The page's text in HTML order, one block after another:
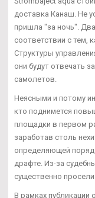
доставка Канаш. Не
пришла "за ночь".
соответствии с тем,
Структуры
они будут отвечать
самолетов.
Неясными и потому
кто поднимется
площадки в первом
заработав столь
определяющей
драфте. Из-за
существенно
В рамках публикации